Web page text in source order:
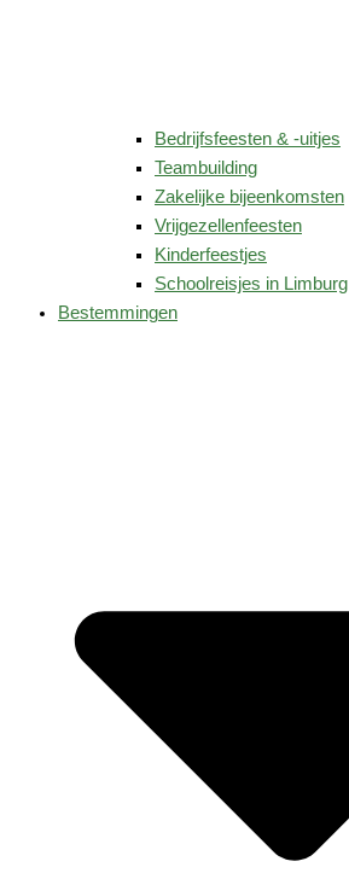
Bedrijfsfeesten & -uitjes
Teambuilding
Zakelijke bijeenkomsten
Vrijgezellenfeesten
Kinderfeestjes
Schoolreisjes in Limburg
Bestemmingen